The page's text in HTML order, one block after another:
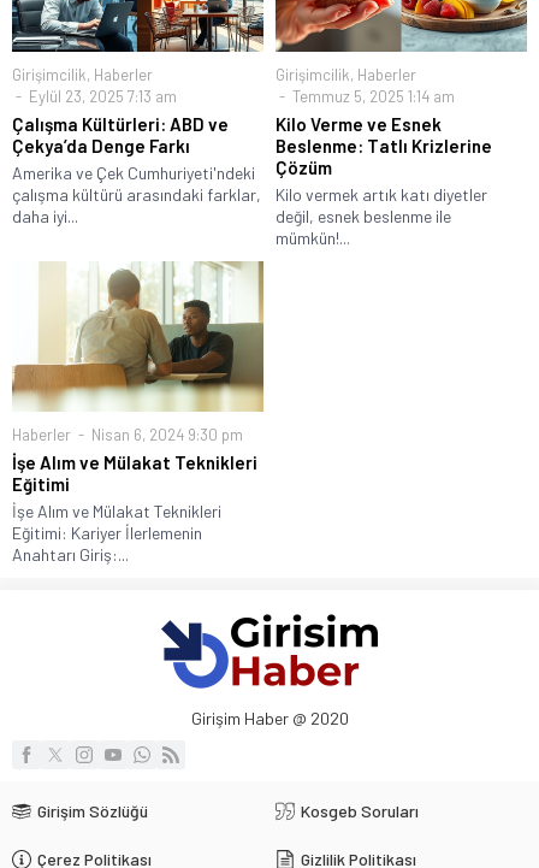
Girişimcilik, Haberler
Eylül 23, 2025 7:13 am
Çalışma Kültürleri: ABD ve
Çekya’da Denge Farkı
Amerika ve Çek Cumhuriyeti'ndeki
çalışma kültürü arasındaki farklar,
daha iyi...
Girişimcilik, Haberler
Temmuz 5, 2025 1:14 am
Kilo Verme ve Esnek
Beslenme: Tatlı Krizlerine
Çözüm
Kilo vermek artık katı diyetler
değil, esnek beslenme ile
mümkün!...
Haberler Nisan 6, 2024 9:30 pm
İşe Alım ve Mülakat Teknikleri
Eğitimi
İşe Alım ve Mülakat Teknikleri
Eğitimi: Kariyer İlerlemenin
Anahtarı Giriş:...
Girişim Haber @ 2020
Girişim Sözlüğü Kosgeb Soruları
Çerez Politikası Gizlilik Politikası